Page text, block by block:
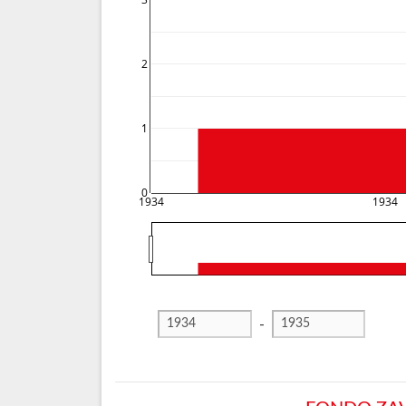
1934 1934
0
1
2
-